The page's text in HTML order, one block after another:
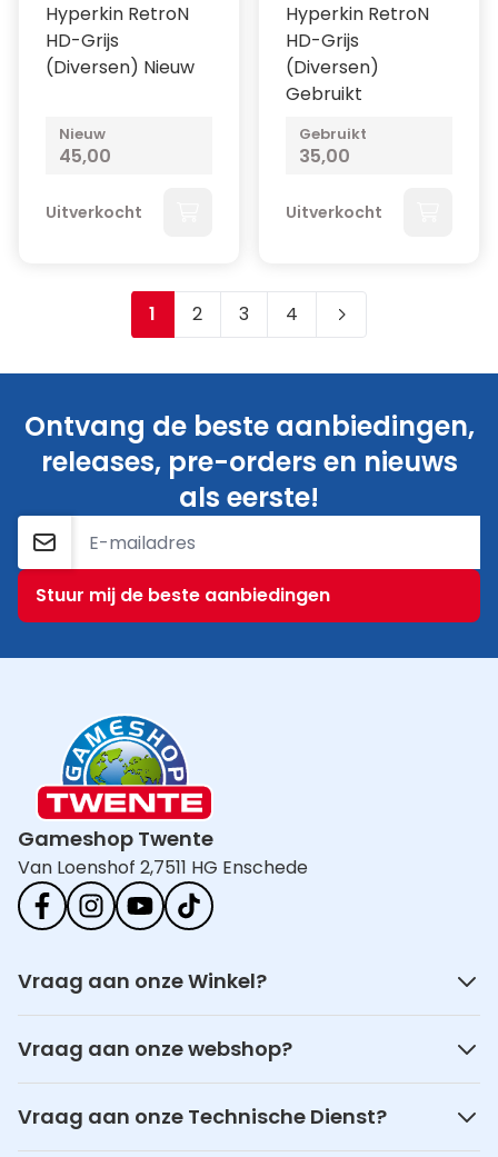
Hyperkin RetroN
HD-Grijs
(Diversen) Nieuw
Nieuw
45,00
Uitverkocht
Hyperkin RetroN
HD-Grijs
(Diversen)
Gebruikt
Gebruikt
35,00
Uitverkocht
Je leest momenteel pagina
1 Pagina
2 Pagina
3 Pagina
4
Ontvang de beste aanbiedingen,
releases, pre-orders en nieuws
als eerste!
E-mailadres
Stuur mij de beste aanbiedingen
Gameshop Twente
Van Loenshof 2,7511 HG Enschede
Vraag aan onze Winkel?
Vraag aan onze webshop?
Vraag aan onze Technische Dienst?